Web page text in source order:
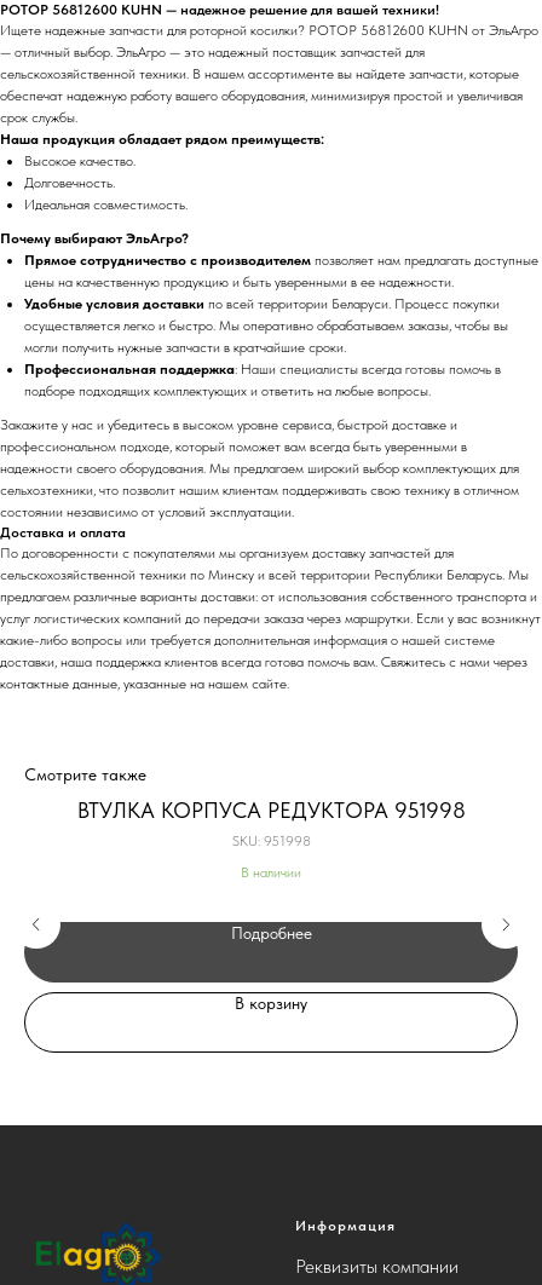
РОТОР 56812600 KUHN — надежное решение для вашей техники!
Ищете надежные запчасти для роторной косилки? РОТОР 56812600 KUHN от ЭльАгро
— отличный выбор. ЭльАгро — это надежный поставщик запчастей для
сельскохозяйственной техники. В нашем ассортименте вы найдете запчасти, которые
обеспечат надежную работу вашего оборудования, минимизируя простой и увеличивая
срок службы.
Наша продукция обладает рядом преимуществ:
Высокое качество.
Долговечность.
Идеальная совместимость.
Почему выбирают ЭльАгро?
Прямое сотрудничество с производителем позволяет нам предлагать доступные
цены на качественную продукцию и быть уверенными в ее надежности.
Удобные условия доставки по всей территории Беларуси. Процесс покупки
осуществляется легко и быстро. Мы оперативно обрабатываем заказы, чтобы вы
могли получить нужные запчасти в кратчайшие сроки.
Профессиональная поддержка: Наши специалисты всегда готовы помочь в
подборе подходящих комплектующих и ответить на любые вопросы.
Закажите у нас и убедитесь в высоком уровне сервиса, быстрой доставке и
профессиональном подходе, который поможет вам всегда быть уверенными в
надежности своего оборудования. Мы предлагаем широкий выбор комплектующих для
сельхозтехники, что позволит нашим клиентам поддерживать свою технику в отличном
состоянии независимо от условий эксплуатации.
Доставка и оплата
По договоренности с покупателями мы организуем доставку запчастей для
сельскохозяйственной техники по Минску и всей территории Республики Беларусь. Мы
предлагаем различные варианты доставки: от использования собственного транспорта и
услуг логистических компаний до передачи заказа через маршрутки. Если у вас возникнут
какие-либо вопросы или требуется дополнительная информация о нашей системе
доставки, наша поддержка клиентов всегда готова помочь вам. Свяжитесь с нами через
контактные данные, указанные на нашем сайте.
Смотрите также
ВТУЛКА КОРПУСА РЕДУКТОРА 951998
SKU: 951998
В наличии
Подробнее
В корзину
Информация
Реквизиты компании